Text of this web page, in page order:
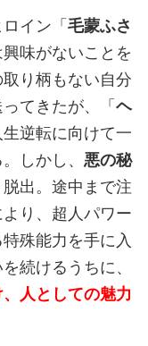
イン「毛蒙ふさ
味がないことを
り柄もない自分
てきたが、「ヘ
逆転に向けて一
しかし、 悪の秘
出。途中まで注
り、超人パワー
殊能力を手に入
続けるうちに、
人としての魅力